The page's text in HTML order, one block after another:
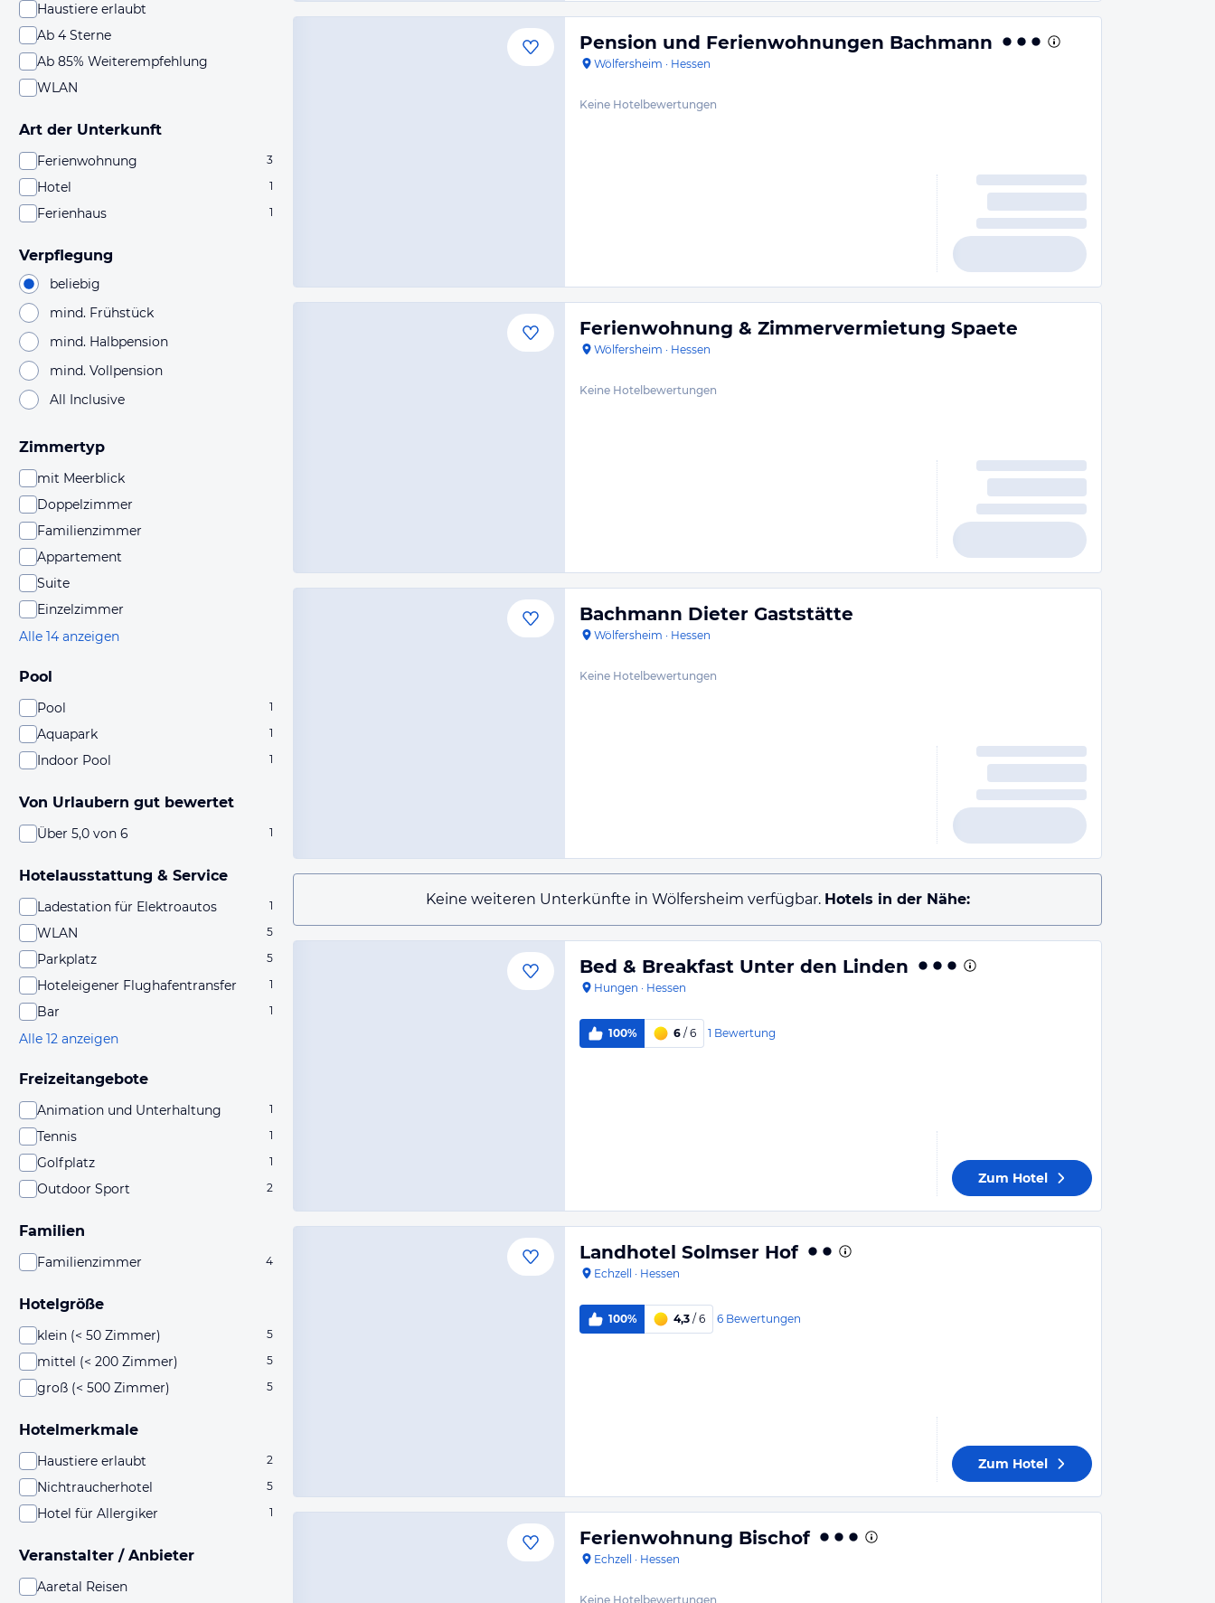
Haustiere erlaubt
Ab 4 Sterne
Ab 85% Weiterempfehlung
WLAN
Art der Unterkunft
Ferienwohnung 3
Hotel 1
Ferienhaus 1
Verpflegung
beliebig
mind. Frühstück
mind. Halbpension
mind. Vollpension
All Inclusive
Zimmertyp
mit Meerblick
Doppelzimmer
Familienzimmer
Appartement
Suite
Einzelzimmer
Alle 14 anzeigen
Pool
Pool 1
Aquapark 1
Indoor Pool 1
Von Urlaubern gut bewertet
Über 5,0 von 6 1
Hotelausstattung & Service
Ladestation für Elektroautos 1
WLAN 5
Parkplatz 5
Hoteleigener Flughafentransfer 1
Bar 1
Alle 12 anzeigen
Freizeitangebote
Animation und Unterhaltung 1
Tennis 1
Golfplatz 1
Outdoor Sport 2
Familien
Familienzimmer 4
Hotelgröße
klein (< 50 Zimmer) 5
mittel (< 200 Zimmer) 5
groß (< 500 Zimmer) 5
Hotelmerkmale
Haustiere erlaubt 2
Nichtraucherhotel 5
Hotel für Allergiker 1
Veranstalter / Anbieter
Aaretal Reisen
Pension und Ferienwohnungen Bachmann
Wölfersheim · Hessen
Keine Hotelbewertungen
Ferienwohnung & Zimmervermietung Spaete
Wölfersheim · Hessen
Keine Hotelbewertungen
Bachmann Dieter Gaststätte
Wölfersheim · Hessen
Keine Hotelbewertungen
Keine weiteren Unterkünfte in Wölfersheim verfügbar. Hotels in der Nähe:
Bed & Breakfast Unter den Linden
Hungen · Hessen
100% 6 / 6 1 Bewertung
Zum Hotel
Landhotel Solmser Hof
Echzell · Hessen
100% 4,3 / 6 6 Bewertungen
Zum Hotel
Ferienwohnung Bischof
Echzell · Hessen
Keine Hotelbewertungen